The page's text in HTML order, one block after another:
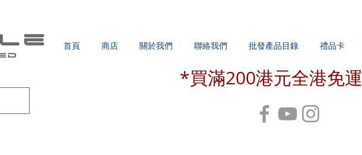
首頁 商店 關於我們 聯絡我們 批發產品目錄 禮品卡
*買滿200港元全港免運